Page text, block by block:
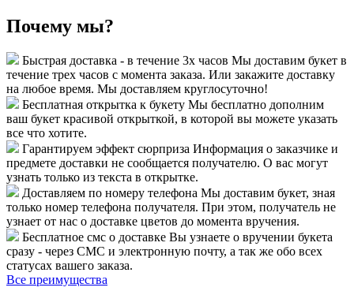
Почему мы?
Быстрая доставка - в течение 3х часов Мы доставим букет в
течение трех часов с момента заказа. Или закажите доставку
на любое время. Мы доставляем круглосуточно!
Бесплатная открытка к букету Мы бесплатно дополним
ваш букет красивой открыткой, в которой вы можете указать
все что хотите.
Гарантируем эффект сюрприза Информация о заказчике и
предмете доставки не сообщается получателю. О вас могут
узнать только из текста в открытке.
Доставляем по номеру телефона Мы доставим букет, зная
только номер телефона получателя. При этом, получатель не
узнает от нас о доставке цветов до момента вручения.
Бесплатное смс о доставке Вы узнаете о вручении букета
сразу - через СМС и электронную почту, а так же обо всех
статусах вашего заказа.
Все преимущества